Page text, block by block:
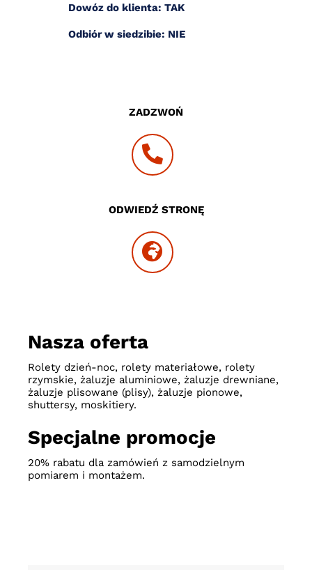
Dowóz do klienta: TAK
Odbiór w siedzibie: NIE
ZADZWOŃ
ODWIEDŹ STRONĘ
Nasza oferta
Rolety dzień-noc, rolety materiałowe, rolety
rzymskie, żaluzje aluminiowe, żaluzje drewniane,
żaluzje plisowane (plisy), żaluzje pionowe,
shuttersy, moskitiery.
Specjalne promocje
20% rabatu dla zamówień z samodzielnym
pomiarem i montażem.